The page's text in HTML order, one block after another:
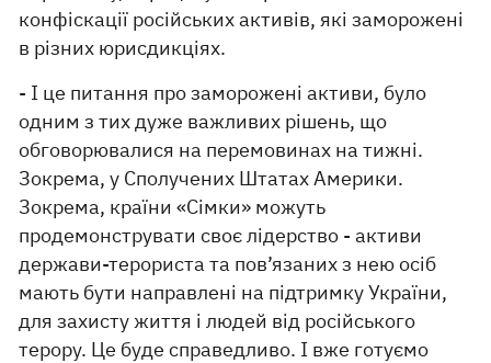
конфіскації російських активів, які заморожені
в різних юрисдикціях.
- І це питання про заморожені активи, було
одним з тих дуже важливих рішень, що
обговорювалися на перемовинах на тижні.
Зокрема, у Сполучених Штатах Америки.
Зокрема, країни «Сімки» можуть
продемонструвати своє лідерство - активи
держави-терориста та пов’язаних з нею осіб
мають бути направлені на підтримку України,
для захисту життя і людей від російського
терору. Це буде справедливо. І вже готуємо